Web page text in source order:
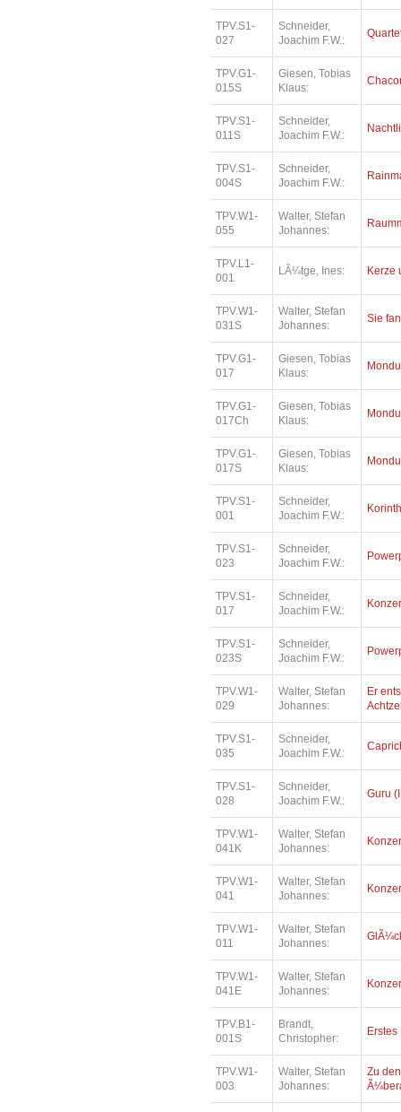
TPV.S1-
027
Schneider,
Joachim F.W.:
TPV.G1-
015S
Giesen, Tobias
Klaus:
TPV.S1-
011S
Schneider,
Joachim F.W.:
TPV.S1-
004S
Schneider,
Joachim F.W.:
TPV.W1-
055
Walter, Stefan
Johannes:
TPV.L1-
001
LÃ¼tge, Ines: Kerze
TPV.W1-
031S
Walter, Stefan
Johannes:
Sie
TPV.G1-
017
Giesen, Tobias
Klaus:
TPV.G1-
017Ch
Giesen, Tobias
Klaus:
TPV.G1-
017S
Giesen, Tobias
Klaus:
TPV.S1-
001
Schneider,
Joachim F.W.:
TPV.S1-
023
Schneider,
Joachim F.W.:
TPV.S1-
017
Schneider,
Joachim F.W.:
TPV.S1-
023S
Schneider,
Joachim F.W.:
TPV.W1-
029
Walter, Stefan
Johannes:
Er
TPV.S1-
035
Schneider,
Joachim F.W.:
TPV.S1-
028
Schneider,
Joachim F.W.:
Guru
TPV.W1-
041K
Walter, Stefan
Johannes:
TPV.W1-
041
Walter, Stefan
Johannes:
TPV.W1-
011
Walter, Stefan
Johannes:
TPV.W1-
041E
Walter, Stefan
Johannes:
TPV.B1-
001S
Brandt,
Christopher:
TPV.W1-
003
Walter, Stefan
Johannes:
Zu